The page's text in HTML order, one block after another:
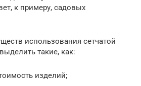
к примеру, садовых
использования сетчатой
такие, как:
изделий;